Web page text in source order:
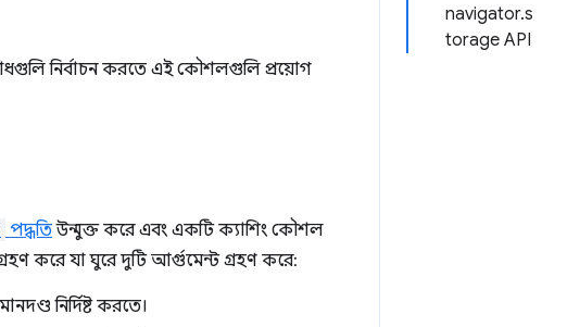
navigator.s
torage API
নির্বাচন করতে এই কৌশলগুলি প্রয়োগ
পদ্ধতিউন্মুক্ত করে এবং একটি ক্যাশিং কৌশল
করে যা ঘুরে দুটি আর্গুমেন্ট গ্রহণ করে:
নির্দিষ্ট করতে।